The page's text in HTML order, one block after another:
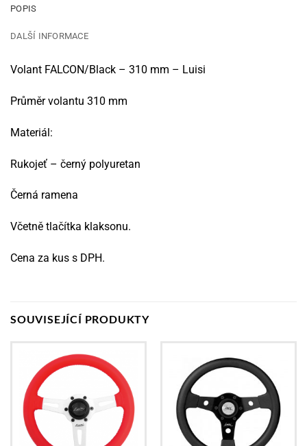
POPIS
DALŠÍ INFORMACE
Volant FALCON/Black – 310 mm – Luisi
Průměr volantu 310 mm
Materiál:
Rukojeť – černý polyuretan
Černá ramena
Včetně tlačítka klaksonu.
Cena za kus s DPH.
SOUVISEJÍCÍ PRODUKTY